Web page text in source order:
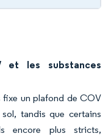
et les substances
fixe un plafond de COV
tandis que certains
encore plus stricts,